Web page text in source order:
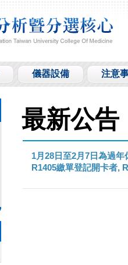
儀器設備 注意
最新公告
1月28日至2月7日為過
R1405繳單登記開卡者,